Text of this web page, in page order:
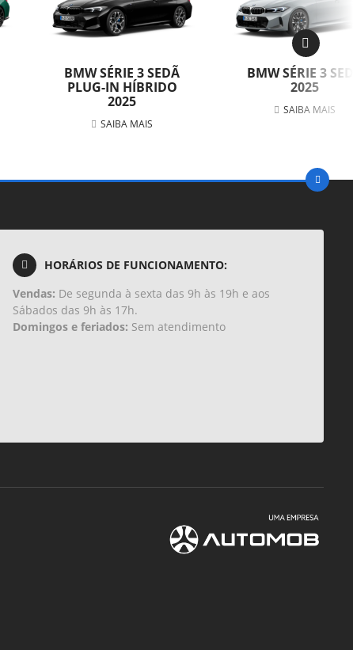
BMW SÉRIE 3 SEDÃ
PLUG-IN HÍBRIDO
2025
SAIBA MAIS
BMW SÉRIE 3
2025
SAIBA MAIS
HORÁRIOS DE FUNCIONAMENTO:
Vendas: De segunda à sexta das 9h às 19h e aos
Sábados das 9h às 17h.
Domingos e feriados: Sem atendimento